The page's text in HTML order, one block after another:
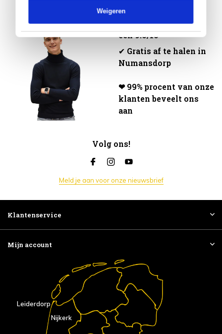
Weigeren
😃 Klanten geven ons
een 9.6/10
✔ Gratis af te halen in
Numansdorp
❤ 99% procent van onze
klanten beveelt ons
aan
Volg ons!
Meld je aan voor onze nieuwsbrief
Klantenservice
Mijn account
Nijkerk
Leiderdorp